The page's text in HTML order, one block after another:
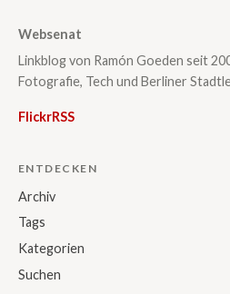
Websenat
Linkblog von Ramón Goeden seit
Fotografie, Tech und Berliner
FlickrRSS
ENTDECKEN
Archiv
Tags
Kategorien
Suchen